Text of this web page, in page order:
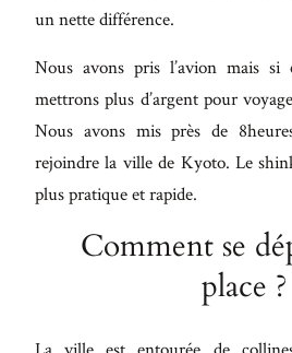
un nette différence.
Nous avons pris l’avion mais si
mettrons plus d’argent pour
Nous avons mis près de
rejoindre la ville de Kyoto. Le
plus pratique et rapide.
Comment se
place ?